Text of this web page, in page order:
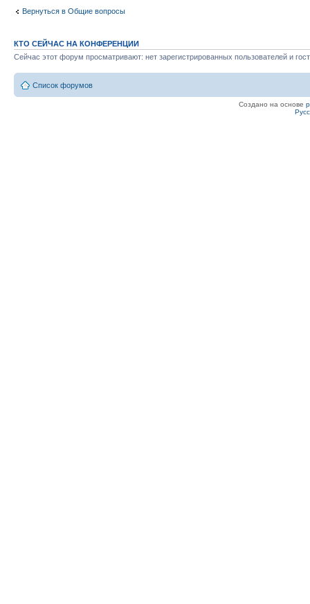
Вернуться в Общие вопросы
КТО СЕЙЧАС НА КОНФЕРЕНЦИИ
Сейчас этот форум просматривают: нет зарегистрированных пользователей и
Список форумов
Создано на основе